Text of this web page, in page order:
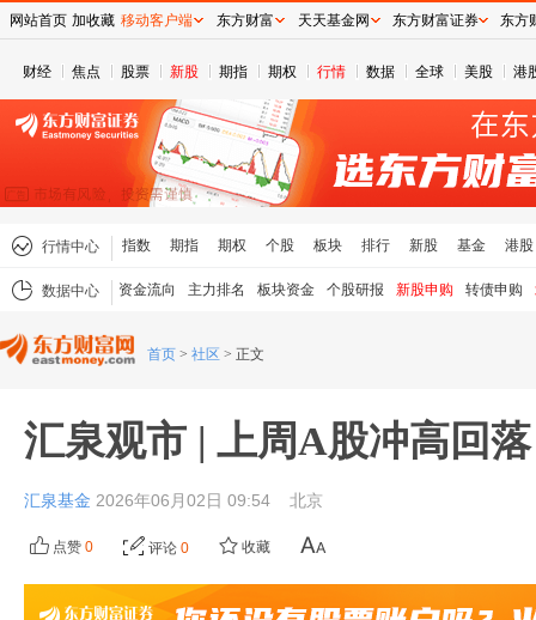
财经 焦点 股票 新股 期指 期权 行情 数据 全球 美股 港
行情中心 指数 期指 期权 个股 板块 排行 新股 基金 港股
数据中心 资金流向 主力排名 板块资金 个股研报 新股申购 转债申购
首页 > 社区 > 正文
汇泉观市 | 上周A股冲高回
汇泉基金 2026年06月02日 09:54 北京
点赞 0 评论 0 收藏
网站首页 加收藏 移动客户端 东方财富 天天基金网 东方财富证券 东方